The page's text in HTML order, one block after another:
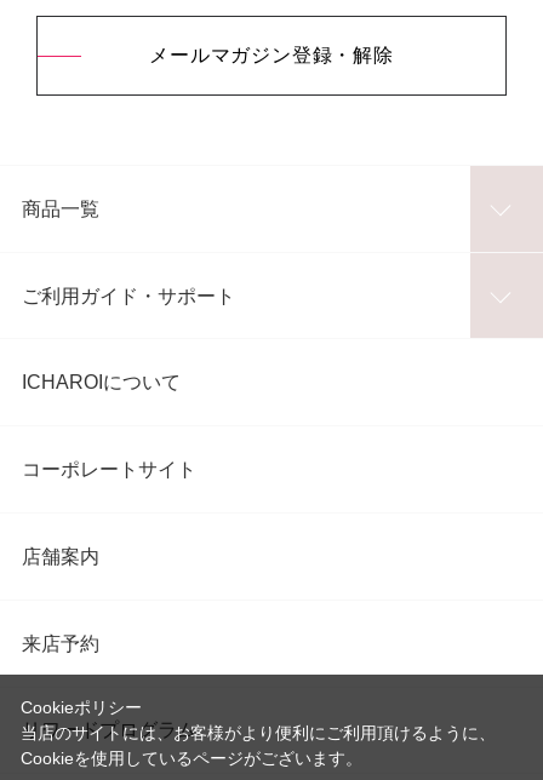
メールマガジン登録・解除
商品一覧
ご利用ガイド・サポート
ICHAROIについて
コーポレートサイト
店舗案内
来店予約
リワードプログラム
Cookieポリシー
当店のサイトには、お客様がより便利にご利用頂けるように、
Cookieを使用しているページがございます。